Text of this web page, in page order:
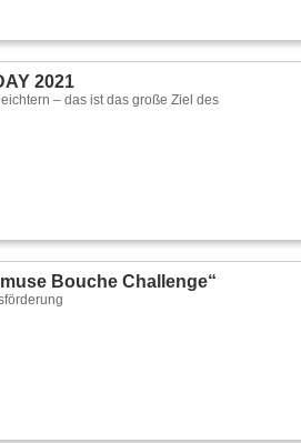
2021
– das ist das große Ziel des
Bouche Challenge“